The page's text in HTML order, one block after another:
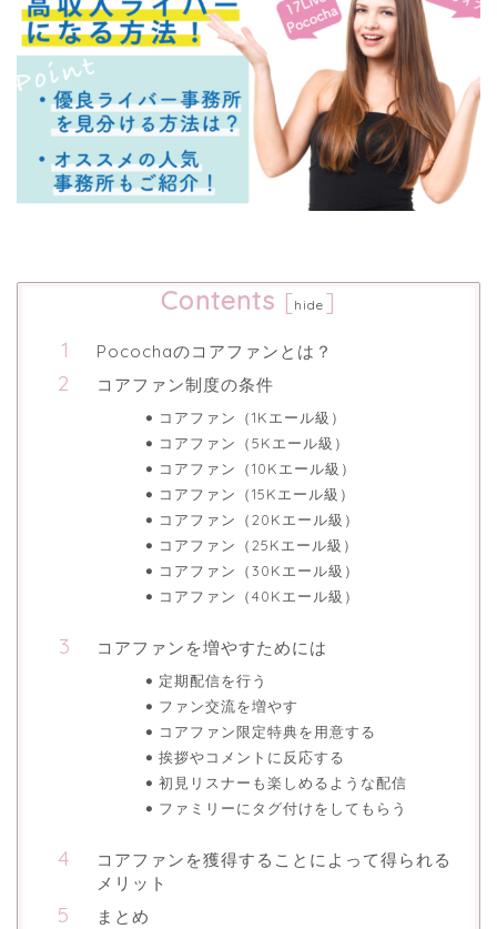
Contents [hide ]
Pocochaのコアファンとは？
コアファン制度の条件
コアファン（1Kエール級）
コアファン（5Kエール級）
コアファン（10Kエール級）
コアファン（15Kエール級）
コアファン（20Kエール級）
コアファン（25Kエール級）
コアファン（30Kエール級）
コアファン（40Kエール級）
コアファンを増やすためには
定期配信を行う
ファン交流を増やす
コアファン限定特典を用意する
挨拶やコメントに反応する
初見リスナーも楽しめるような配信
ファミリーにタグ付けをしてもらう
コアファンを獲得することによって得られる
メリット
まとめ